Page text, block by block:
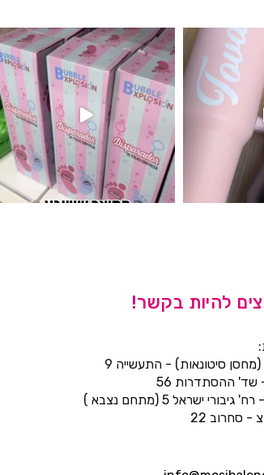
העובר חזר למלא
להיות בקשר!
סיטונאות) - התעשייה 9
שד' ההסתדרות 56
ישראל 5 (מתחם נצבא )
סחרוב 22